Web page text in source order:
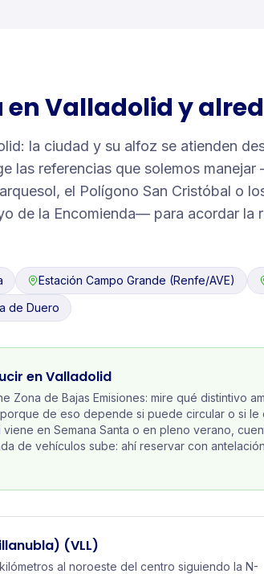
enValladolidy
la ciudad y su alfoz se atienden
las referencias que solemos
el Polígono San Cristóbal o
de la Encomienda— para acordar la
Estación Campo Grande (Renfe/AVE)
de Duero
enValladolid
Zona de Bajas Emisiones: mire qué distintivo
de eso depende si puede circular o si le
en Semana Santa o en pleno verano,
de vehículos sube: ahí reservar con
(VLL)
al noroeste del centro siguiendo la N-